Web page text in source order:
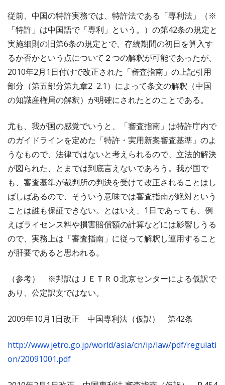
従前、中国の特許実務では、特許法である「専利法」（※
「特許」は中国語で「専利」という。）の第42条の規定と
実施細則の旧第6条の規定とで、存続期間の初日を算入す
るか否かという点について２つの解釈が可能であったが、
2010年2月1日付けで改正された「審査指南」の上記引用
部分（第五部分第九章2 2.1）によって条文の解釈（中国
の知識産権局の解釈）が明確にされたとのことである。
尤も、我が国の感覚でいうと、「審査指南」は特許庁内で
のガイドラインを定めた「特許・実用新案審査基準」のよ
うなもので、法律ではないと考えられるので、立法的解決
が図られた、とまでは到底言えないであろう。我が国で
も、審査基準が裁判所の判決を受けて改正されることはし
ばしばあるので、そういう意味では審査指南が絶対という
ことは誰も保証できない。とはいえ、1日であっても、例
えばライセンス料や損害賠償額の計算などには影響しうる
ので、実務上は「審査指南」に従って解釈し運用すること
が肝要であると思われる。
（参考） ※邦訳はＪＥＴＲＯ北京センターによる仮訳で
あり、公定訳文ではない。
2009年10月1日改正 中国専利法（仮訳） 第42条
http://www.jetro.go.jp/world/asia/cn/ip/law/pdf/regulati
on/20091001.pdf